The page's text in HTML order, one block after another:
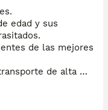
edad y sus
de las mejores
de alta